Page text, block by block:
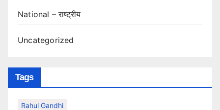
National – राष्ट्रीय
Uncategorized
Tags
Rahul Gandhi